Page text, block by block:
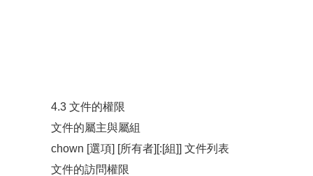
4.3 文件的權限
文件的屬主與屬組
chown [選項] [所有者][:[組]] 文件列表
文件的訪問權限